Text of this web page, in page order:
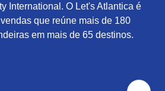
International. O Let's Atlantica é
que reúne mais de 180
em mais de 65 destinos.